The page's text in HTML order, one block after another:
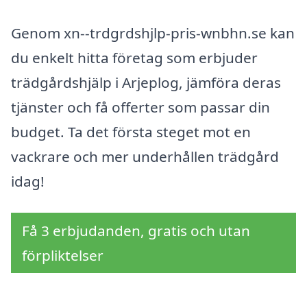
Genom xn--trdgrdshjlp-pris-wnbhn.se kan
du enkelt hitta företag som erbjuder
trädgårdshjälp i Arjeplog, jämföra deras
tjänster och få offerter som passar din
budget. Ta det första steget mot en
vackrare och mer underhållen trädgård
idag!
Få 3 erbjudanden, gratis och utan
förpliktelser